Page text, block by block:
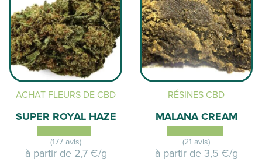
ACHAT FLEURS DE CBD
SUPER ROYAL HAZE
(177 avis)
à partir de 2,7 €/g
RÉSINES CBD
MALANA CREAM
(21 avis)
à partir de 3,5 €/g